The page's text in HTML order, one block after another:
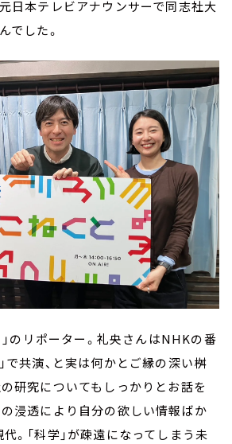
日本テレビアナウンサーで同志社大
でした。
」のリポーター。礼央さんはNHKの番
で共演、と実は何かとご縁の深い桝
研究についてもしっかりとお話を
浸透により自分の欲しい情報ばか
。「科学」が疎遠になってしまう未